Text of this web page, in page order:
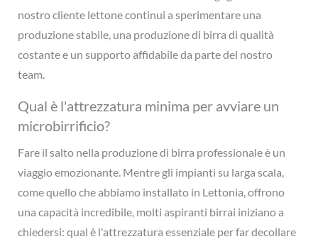
nostro cliente lettone continui a sperimentare una
produzione stabile, una produzione di birra di qualità
costante e un supporto affidabile da parte del nostro
team.
Qual è l'attrezzatura minima per avviare un
microbirrificio?
Fare il salto nella produzione di birra professionale è un
viaggio emozionante. Mentre gli impianti su larga scala,
come quello che abbiamo installato in Lettonia, offrono
una capacità incredibile, molti aspiranti birrai iniziano a
chiedersi: qual è l'attrezzatura essenziale per far decollare